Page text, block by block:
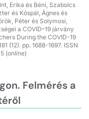
Erika és Béni, Szabolcs
és Kóspál, Ágnes és
Péter és Solymosi,
a COVID–19 járvány
During the COVID-19
(12). pp. 1688-1697. ISSN
(online)
Felmérés a